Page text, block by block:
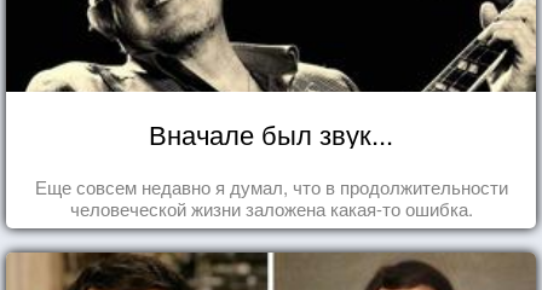
Вначале был звук...
Еще совсем недавно я думал, что в продолжительности
человеческой жизни заложена какая-то ошибка.